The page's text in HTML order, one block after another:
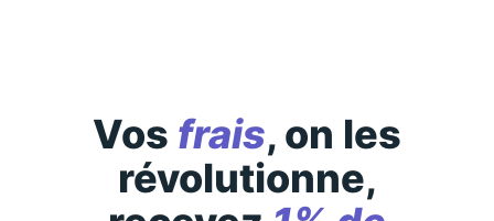
Vos frais, on les
révolutionne,